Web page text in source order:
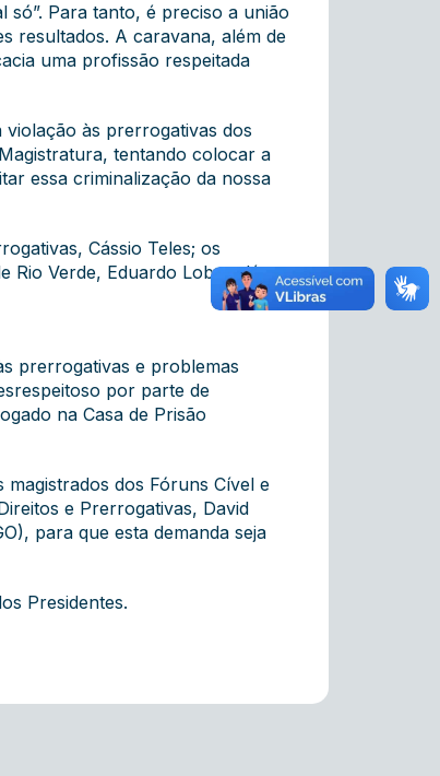
só”. Para tanto, é preciso a união
resultados. A caravana, além de
uma profissão respeitada
às prerrogativas dos
tentando colocar a
essa criminalização da nossa
Cássio Teles; os
Rio Verde, Eduardo Lobo, além
prerrogativas e problemas
por parte de
na Casa de Prisão
magistrados dos Fóruns Cível e
e Prerrogativas, David
para que esta demanda seja
Presidentes.